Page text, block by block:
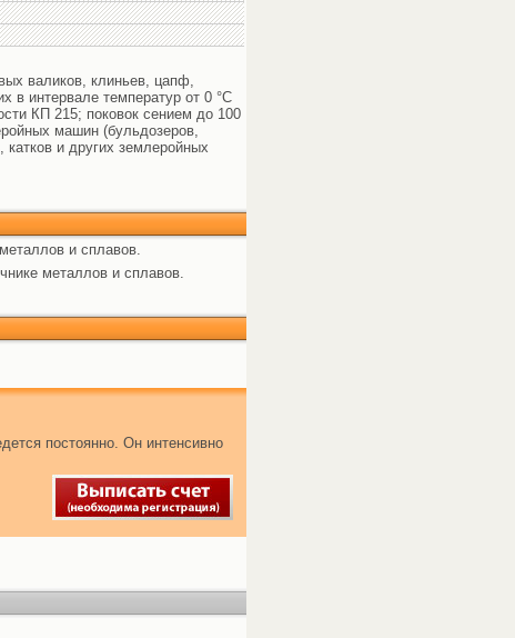
валиков, клиньев, цапф,
в интервале температур от 0 °С
КП 215; поковок сением до 100
машин (бульдозеров,
катков и других землеройных
и сплавов.
металлов и сплавов.
постоянно. Он интенсивно